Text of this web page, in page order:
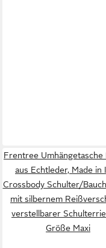
Frentree Umhängetasche
aus Echtleder, Made in
Crossbody Schulter/
mit silbernem
verstellbarer
Größe Maxi